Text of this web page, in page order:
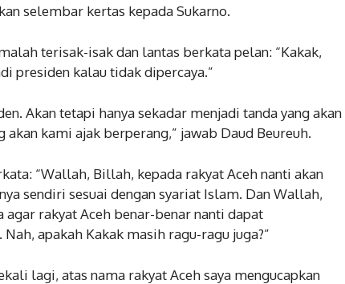
selembar kertas kepada Sukarno.
terisak-isak dan lantas berkata pelan: “Kakak,
presiden kalau tidak dipercaya.”
Akan tetapi hanya sekadar menjadi tanda yang akan
kami ajak berperang,” jawab Daud Beureuh.
“Wallah, Billah, kepada rakyat Aceh nanti akan
sendiri sesuai dengan syariat Islam. Dan Wallah,
agar rakyat Aceh benar-benar nanti dapat
apakah Kakak masih ragu-ragu juga?”
lagi, atas nama rakyat Aceh saya mengucapkan